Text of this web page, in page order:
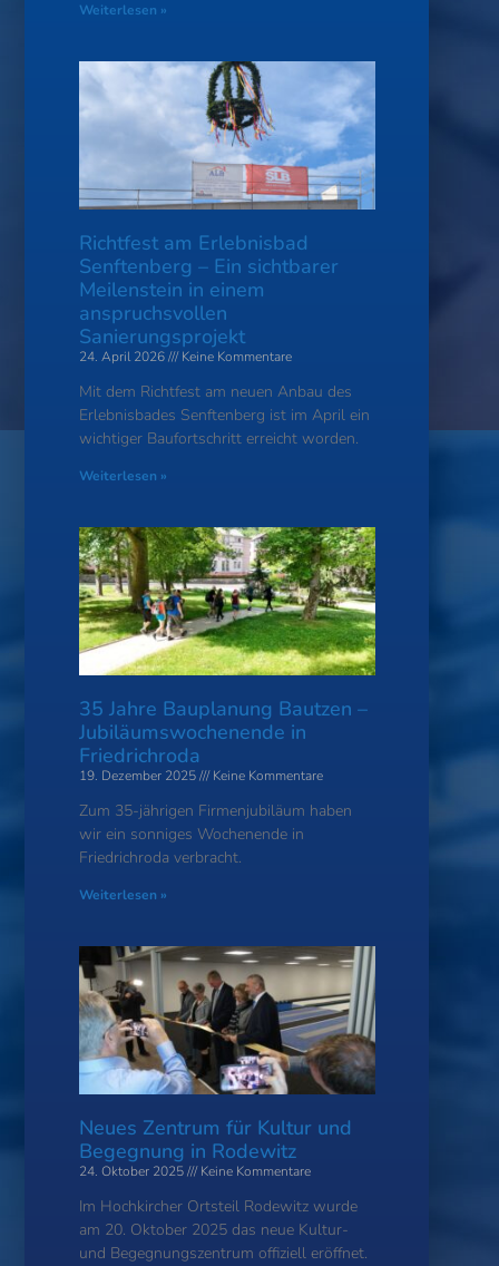
Weiterlesen »
Richtfest am Erlebnisbad
Senftenberg – Ein sichtbarer
Meilenstein in einem
anspruchsvollen
Sanierungsprojekt
24. April 2026 Keine Kommentare
Mit dem Richtfest am neuen Anbau des
Erlebnisbades Senftenberg ist im April ein
wichtiger Baufortschritt erreicht worden.
Weiterlesen »
35 Jahre Bauplanung Bautzen –
Jubiläumswochenende in
Friedrichroda
19. Dezember 2025 Keine Kommentare
Zum 35-jährigen Firmenjubiläum haben
wir ein sonniges Wochenende in
Friedrichroda verbracht.
Weiterlesen »
Neues Zentrum für Kultur und
Begegnung in Rodewitz
24. Oktober 2025 Keine Kommentare
Im Hochkircher Ortsteil Rodewitz wurde
am 20. Oktober 2025 das neue Kultur-
und Begegnungszentrum offiziell eröffnet.